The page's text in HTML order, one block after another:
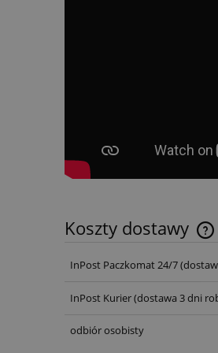
Koszty dostawy
InPost Paczkomat 24/7
InPost Kurier(dostawa 3 dni
odbiór osobisty